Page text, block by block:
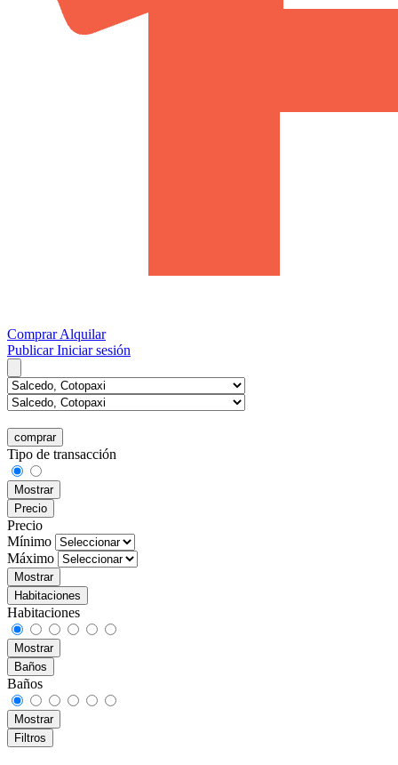
ComprarAlquilar
PublicarIniciar sesión
comprar
Tipo de transacción
Mostrar
Precio
Precio
Mínimo
Máximo
Mostrar
Habitaciones
Habitaciones
Mostrar
Baños
Baños
Mostrar
Filtros